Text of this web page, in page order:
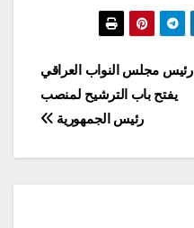
رئيس مجلس النواب العراقي
يفتح باب الترشيح لمنصب
رئيس الجمهورية